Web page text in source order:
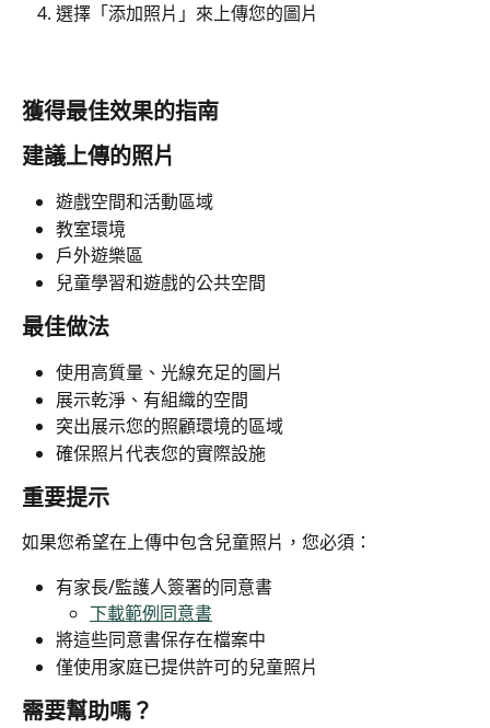
選擇「添加照片」來上傳您的圖片
獲得最佳效果的指南
建議上傳的照片
遊戲空間和活動區域
教室環境
戶外遊樂區
兒童學習和遊戲的公共空間
最佳做法
使用高質量、光線充足的圖片
展示乾淨、有組織的空間
突出展示您的照顧環境的區域
確保照片代表您的實際設施
重要提示
如果您希望在上傳中包含兒童照片，您必須：
有家長/監護人簽署的同意書
下載範例同意書
將這些同意書保存在檔案中
僅使用家庭已提供許可的兒童照片
需要幫助嗎？